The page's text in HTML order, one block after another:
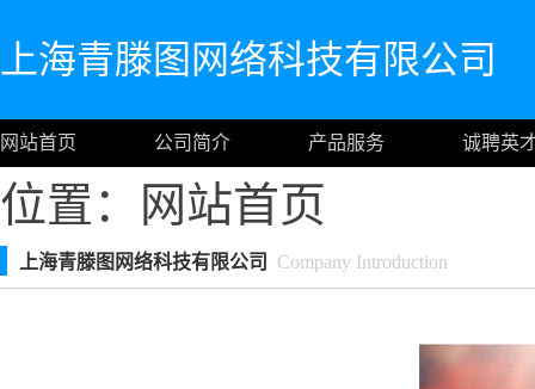
上海青滕图网络科技有限公司
网站首页 公司简介 产品服务 诚聘英
位置： 网站首页
上海青滕图网络科技有限公司 Company Introduction